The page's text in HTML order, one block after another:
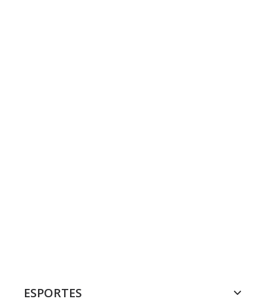
ESPORTES